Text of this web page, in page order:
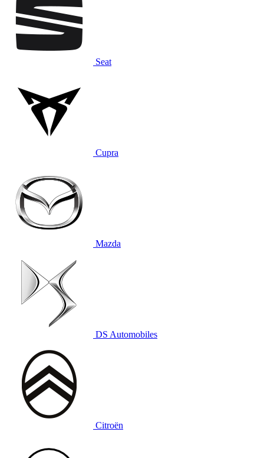
Seat
Cupra
Mazda
DS Automobiles
Citroën